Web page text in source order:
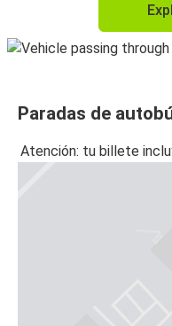
Paradas de
Atención: tu billete